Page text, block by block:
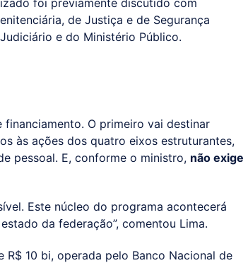
foi previamente discutido com
de Justiça e de Segurança
e do Ministério Público.
O primeiro vai destinar
às ações dos quatro eixos estruturantes,
pessoal. E, conforme o ministro, não exige
Este núcleo do programa acontecerá
da federação”, comentou Lima.
10 bi, operada pelo Banco Nacional de